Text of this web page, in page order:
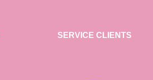
SERVICE CLIENTS